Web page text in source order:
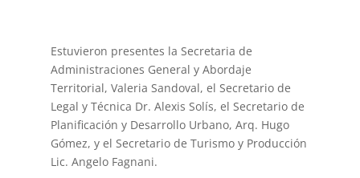
Estuvieron presentes la Secretaria de
Administraciones General y Abordaje
Territorial, Valeria Sandoval, el Secretario de
Legal y Técnica Dr. Alexis Solís, el Secretario de
Planificación y Desarrollo Urbano, Arq. Hugo
Gómez, y el Secretario de Turismo y Producción
Lic. Angelo Fagnani.